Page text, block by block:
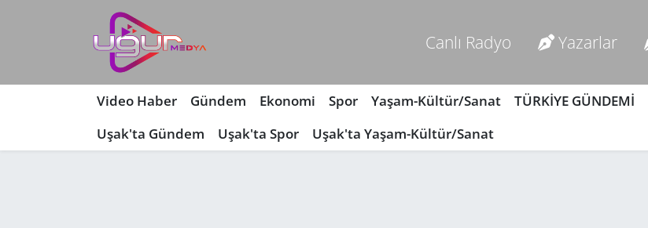
Canlı Radyo Yazarlar
Video Haber Gündem Ekonomi Spor Yaşam-Kültür/Sanat TÜRKİYE GÜNDEMİ
Uşak'ta Gündem
Uşak'ta Spor Uşak'ta Yaşam-Kültür/Sanat
Nöbetçi Eczaneler
Hava Durumu
Namaz Vakitleri